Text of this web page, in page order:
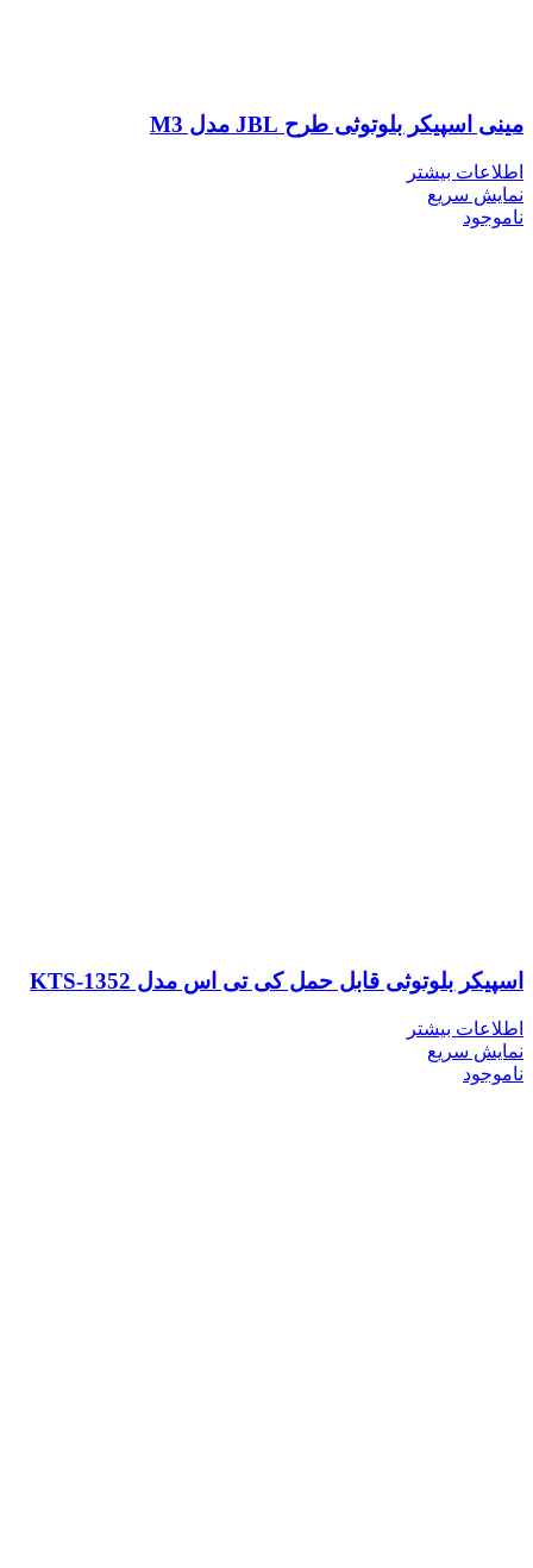
مینی اسپیکر بلوتوثی طرح JBL مدل M3
اطلاعات بیشتر
نمایش سریع
ناموجود
اسپیکر بلوتوثی قابل حمل کی تی اس مدل KTS-1352
اطلاعات بیشتر
نمایش سریع
ناموجود